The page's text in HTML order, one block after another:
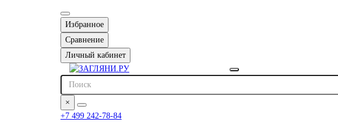
Избранное
Сравнение
Личный кабинет
×
+7 499 242-78-84